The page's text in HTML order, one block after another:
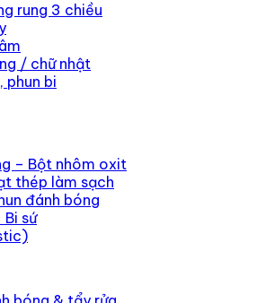
rung 3 chiều
/ chữ nhật
phun bi
– Bột nhôm oxit
thép làm sạch
đánh bóng
sứ